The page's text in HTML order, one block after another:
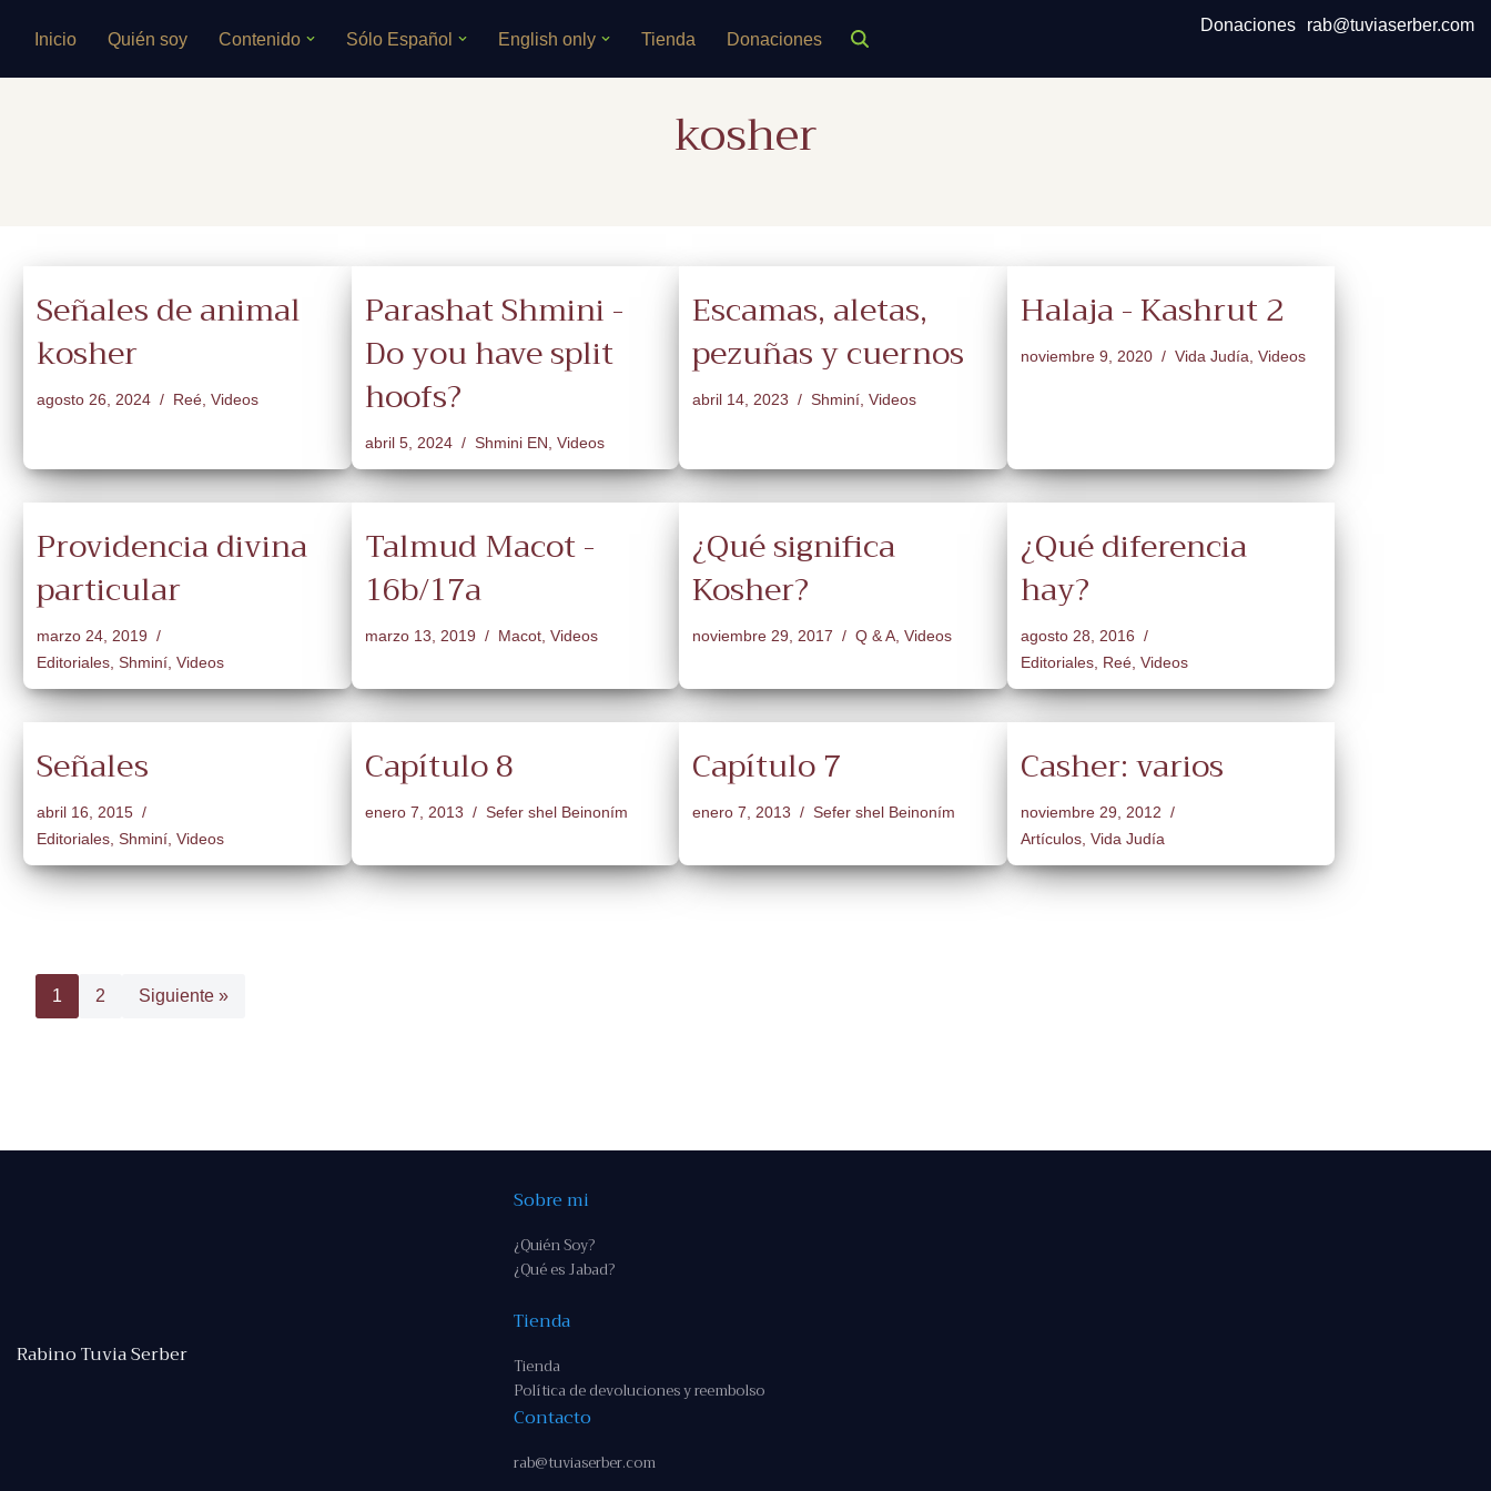
Inicio Quién soy Contenido Sólo Español English only Tienda Donaciones
Donaciones rab@tuviaserber.com
kosher
Señales de animal
kosher
agosto 26, 2024 Reé Videos
Parashat Shmini -
Do you have split
hoofs?
abril 5, 2024 Shmini EN Videos
Escamas, aletas,
pezuñas y cuernos
abril 14, 2023 Shminí Videos
Halaja - Kashrut 2
noviembre 9, 2020 Vida Judía Videos
Providencia divina
particular
marzo 24, 2019
Editoriales Shminí Videos
Talmud Macot -
16b/17a
marzo 13, 2019 Macot, Videos
¿Qué significa
Kosher?
noviembre 29, 2017 Q & A Videos
¿Qué diferencia
hay?
agosto 28, 2016
Editoriales, Reé, Videos
Señales
abril 16, 2015
Editoriales Shminí Videos
Capítulo 8
enero 7, 2013 Sefer shel Beinoním
Capítulo 7
enero 7, 2013 Sefer shel Beinoním
Casher: varios
noviembre 29, 2012
Artículos, Vida Judía
1 2 Siguiente »
Rabino Tuvia Serber
Sobre mi
¿Quién Soy?
¿Qué es Jabad?
Tienda
Tienda
Política de devoluciones y reembolso
Contacto
rab@tuviaserber.com